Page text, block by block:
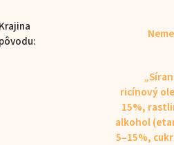
Krajina
pôvodu:
ricínový
15%,
alkohol
5–15%,